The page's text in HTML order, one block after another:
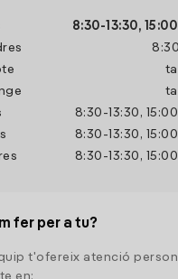
8:30- 13:30, 15:00
8:30
8:30 - 13:30 , 15:00
8:30 - 13:30 , 15:00
8:30 - 13:30 , 15:00
fer per a tu?
t'ofereix atenció
en: